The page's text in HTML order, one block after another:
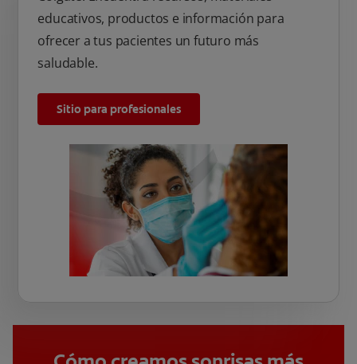
educativos, productos e información para
ofrecer a tus pacientes un futuro más
saludable.
Sitio para profesionales